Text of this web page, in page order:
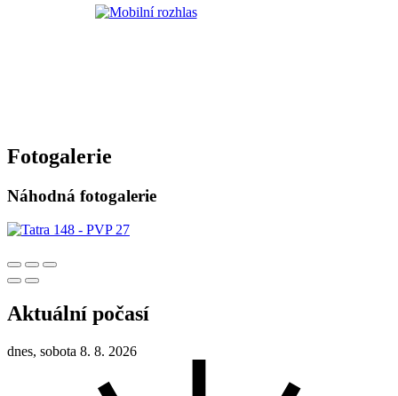
Fotogalerie
Náhodná fotogalerie
Aktuální počasí
dnes, sobota 8. 8. 2026